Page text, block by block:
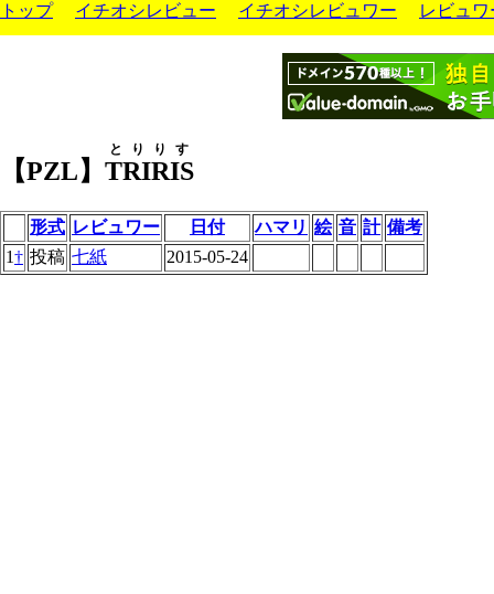
トップ イチオシレビュー イチオシレビュワー レビュワ
【PZL】 TRIRIS
とりりす
形式 レビュワー 日付 ハマリ 絵 音 計 備考
1† 投稿 七紙 2015-05-24